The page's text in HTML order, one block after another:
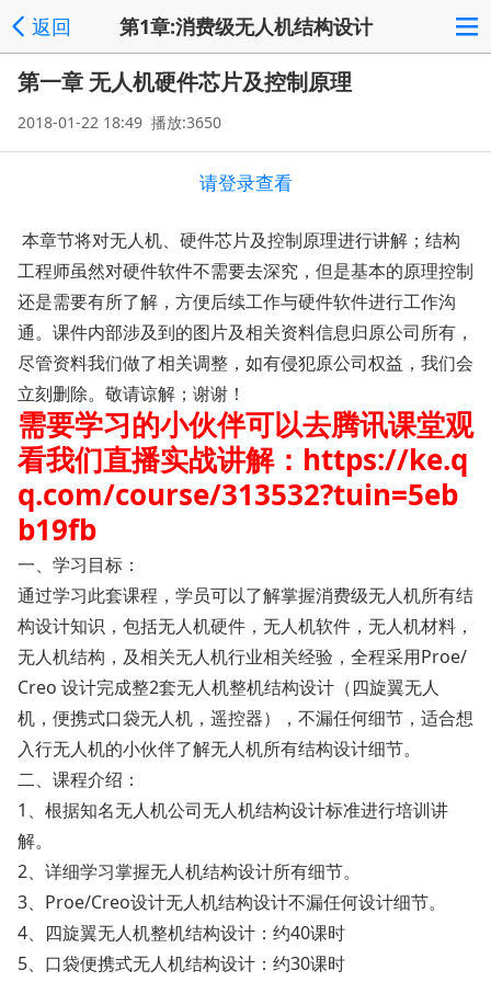
返回 第1章:消费级无人机结构设计
第一章 无人机硬件芯片及控制原理
2018-01-22 18:49 播放:3650
请登录查看
本章节将对无人机、硬件芯片及控制原理进行讲解；结构
工程师虽然对硬件软件不需要去深究，但是基本的原理控制
还是需要有所了解，方便后续工作与硬件软件进行工作沟
通。课件内部涉及到的图片及相关资料信息归原公司所有，
尽管资料我们做了相关调整，如有侵犯原公司权益，我们会
立刻删除。敬请谅解；谢谢！
需要学习的小伙伴可以去腾讯课堂观
看我们直播实战讲解： https://ke.q
q.com/course/313532?tuin=5eb
b19fb
一、学习目标：
通过学习此套课程，学员可以了解掌握消费级无人机所有结
构设计知识，包括无人机硬件，无人机软件，无人机材料，
无人机结构，及相关无人机行业相关经验，全程采用Proe/
Creo 设计完成整2套无人机整机结构设计（四旋翼无人
机，便携式口袋无人机，遥控器），不漏任何细节，适合想
入行无人机的小伙伴了解无人机所有结构设计细节。
二、课程介绍：
1、根据知名无人机公司无人机结构设计标准进行培训讲
解。
2、详细学习掌握无人机结构设计所有细节。
3、Proe/Creo设计无人机结构设计不漏任何设计细节。
4、四旋翼无人机整机结构设计：约40课时
5、口袋便携式无人机结构设计：约30课时